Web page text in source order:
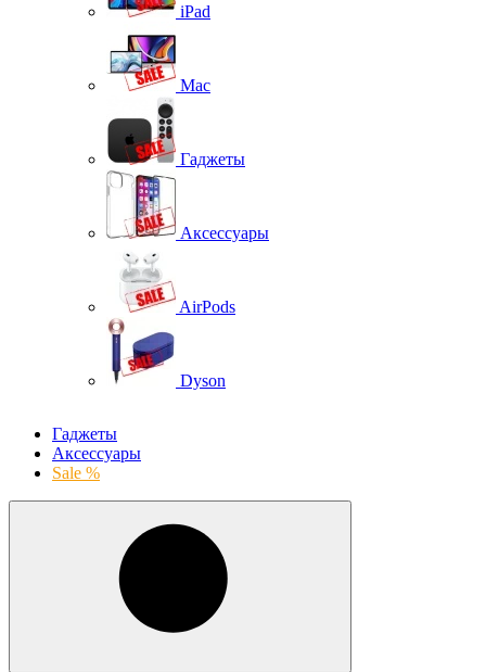
iPad
Mac
Гаджеты
Аксессуары
AirPods
Dyson
Гаджеты
Аксессуары
Sale %